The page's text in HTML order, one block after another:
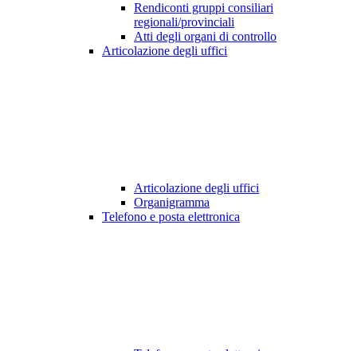
Rendiconti gruppi consiliari
regionali/provinciali
Atti degli organi di controllo
Articolazione degli uffici
Articolazione degli uffici
Organigramma
Telefono e posta elettronica